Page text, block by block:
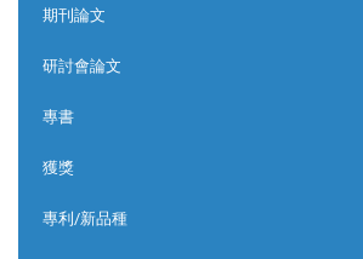
期刊論文
研討會論文
專書
獲獎
專利/新品種